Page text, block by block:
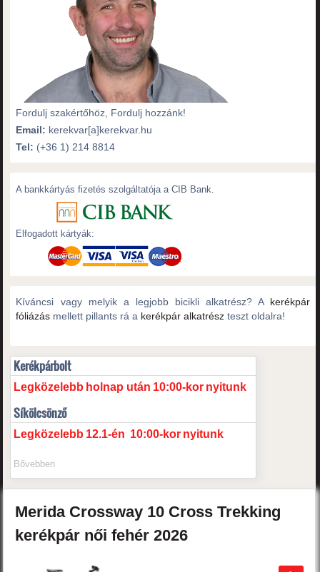
Fordulj szakértőhöz, Fordulj hozzánk!
Email: kerekvar[a]kerekvar.hu
Tel: (+36 1) 214 8814
A bankkártyás fizetés szolgáltatója a CIB Bank.
Elfogadott kártyák:
Kíváncsi vagy melyik a legjobb bicikli alkatrész? A kerékpár
fóliázás mellett pillants rá a kerékpár alkatrész teszt oldalra!
Kerékpárbolt
Legközelebb holnap után 10:00-kor nyitunk
Síkölcsönző
Legközelebb 12.1-én 10:00-kor nyitunk
Bővebben
Merida Crossway 10 Cross Trekking
kerékpár nőifehér2026